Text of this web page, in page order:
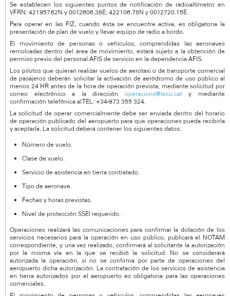
Se establecen los siguientes puntos de notificación de radioaltímetro en
VFRN: 421957.62N y 0012606.38E; 422106.78N y 0012720.15E.
Para operar en las FIZ, cuando ésta se encuentre activa, es obligatoria la
presentación de plan de vuelo y llevar equipo de radio a bordo.
El movimiento de personas o vehículos, comprendidas las aeronaves
remolcadas dentro del área de movimiento, estará sujeto a la obtención de
permiso previo del personal AFIS de servicio en la dependencia AFIS.
Los pilotos que quieran realizar vuelos de aerotaxi o de transporte comercial
de pasajeros deberán solicitar la activación de aeródromo de uso público al
menos 24 HR antes de la hora de operación prevista, mediante solicitud por
correo electrónico a la dirección operacions@lesu.caty mediante
confirmación telefónica al TEL: +34-973 355 324.
La solicitud de operar comercialmente debe ser enviada dentro del horario
de operación publicado del aeropuerto para que operaciones pueda recibirla
y aceptarla. La solicitud deberá contener los siguientes datos:
Número de vuelo.
Clase de vuelo.
Servicio de asistencia en tierra contratado.
Tipo de aeronave.
Fechas y horas previstas.
Nivel de protección SSEI requerido.
Operaciones realizará las comunicaciones para confirmar la dotación de los
servicios necesarios para la operación en uso público, publicará el NOTAM
correspondiente, y una vez realizado, confirmará al solicitante la autorización
por la misma vía en la que se recibió la solicitud. No se considerará
autorizada la operación, si no se confirma por parte de operaciones del
aeropuerto dicha autorización. La contratación de los servicios de asistencia
en tierra autorizados por el aeropuerto es obligatoria para las operaciones
comerciales.